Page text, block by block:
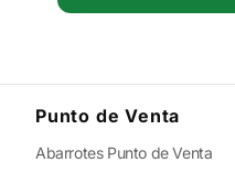
Punto de Venta
Abarrotes Punto de Venta